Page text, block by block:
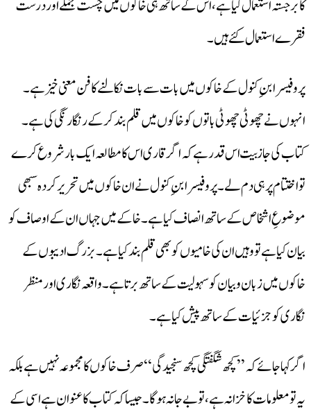
کا بر جستہ استعمال کیا ہے،اس کے ساتھ ہی خاکوں میں چست جملے اور درست
فقرے استعمال کئے ہیں۔
پروفیسر ابنِ کنول کے خاکوں میں بات سے بات نکالنے کا فن معنی خیز ہے۔
انہوں نے چھوٹی چھوٹی باتوں کو خاکوں میں قلم بند کر کے رنگا رنگی کی ہے۔
کتاب کی جازبیت اس قدر ہے کہ اگر قاری اس کا مطالعہ ایک بار شروع کر ے
تو اختتام پرہی دم لے۔ پروفیسرابنِ کنول نے ان خاکوں میں تحریر کردہ سبھی
موضوعِ اشخاص کے ساتھ انصاف کیا ہے۔خاکے میں جہاں ان کے اوصاف کو
بیان کیا ہے تو وہیں ان کی خامیوں کو بھی قلم بند کیا ہے۔بزرگ ادیبوں کے
خاکوں میں زبان و بیان کو سہولیت کے ساتھ برتاہے۔واقعہ نگاری اور منظر
نگاری کو جزئیات کے ساتھ پیش کیا ہے۔
اگر کہا جائے کہ ’’کچھ شگفتگی کچھ سنجیدگی‘‘ صرف خاکوں کا مجموعہ نہیں ہے بلکہ
یہ تو معلومات کا خزانہ ہے، تو بے جا نہ ہوگا۔جیسا کہ کتاب کا عنوان ہے اسی کے